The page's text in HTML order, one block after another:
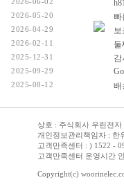
2026-05-20
2026-04-29
2026-02-11
2025-12-31
2025-09-29
2025-08-12
빠
감
상호 : 주식회사 우린전
개인정보관리책임자 : 한
고객만족센터 : ) 1522 -
고객만족센터 운영시간
Copyright(c)